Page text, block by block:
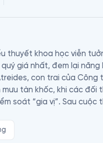
thuyết khoa học viễn
giá nhất, đem lại
con trai của
tàn khốc, khi các
soát “gia vị”. Sau
bản địa có đời sống
chính trị, sinh tồn và